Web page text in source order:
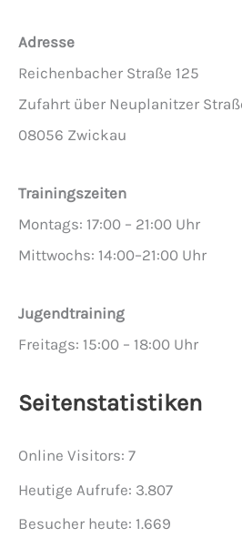
Adresse
Reichenbacher Straße 125
Zufahrt über Neuplanitzer
08056 Zwickau
Trainingszeiten
Montags: 17:00 – 21:00 Uhr
Mittwochs: 14:00–21:00 Uhr
Jugendtraining
Freitags: 15:00 – 18:00 Uhr
Seitenstatistiken
Online Visitors: 7
Heutige Aufrufe: 3.807
Besucher heute: 1.669